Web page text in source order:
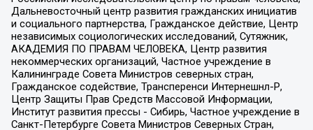
Дальневосточный центр развития гражданских инициатив
и социального партнерства, Гражданское действие, Центр
независимых социологических исследований, Сутяжник,
АКАДЕМИЯ ПО ПРАВАМ ЧЕЛОВЕКА, Центр развития
некоммерческих организаций, Частное учреждение в
Калининграде Совета Министров северных стран,
Гражданское содействие, Трансперенси Интернешнл-Р,
Центр Защиты Прав Средств Массовой Информации,
Институт развития прессы - Сибирь, Частное учреждение в
Санкт-Петербурге Совета Министров Северных Стран,